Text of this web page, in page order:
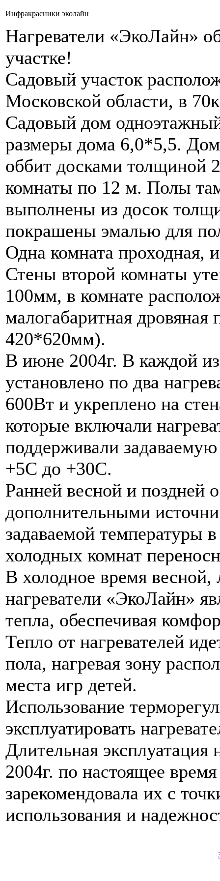
Инфракрасники эколайн
Нагреватели «ЭкоЛайн»
участке!
Садовый участок
Московской области, в
Садовый дом
размеры дома 6,0*5,5.
оббит досками толщиной
комнаты по 12 м. Полы
выполнены из досок
покрашены эмалью для
Одна комната проходная,
Стены второй комнаты
100мм, в комнате
малогабаритная дровяная
420*620мм).
В июне 2004г. В каждой
установлено по два
600Вт и укреплено на
которые включали
поддерживали
+5С до +30С.
Ранней весной и поздней
дополнительными
задаваемой температуры
холодных комнат
В холодное время
нагреватели «ЭкоЛайн»
тепла, обеспечивая
Тепло от нагревателей
пола, нагревая зону
места игр детей.
Использование
эксплуатировать
Длительная
2004г. по настоящее
зарекомендовала их с
использования и